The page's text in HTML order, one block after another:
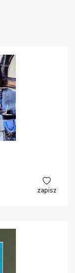
zapisz